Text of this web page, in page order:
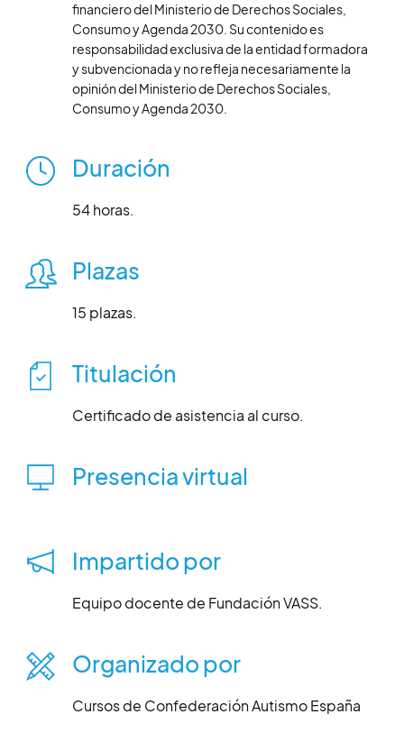
financiero del Ministerio de Derechos Sociales,
Consumo y Agenda 2030. Su contenido es
responsabilidad exclusiva de la entidad formadora
y subvencionada y no refleja necesariamente la
opinión del Ministerio de Derechos Sociales,
Consumo y Agenda 2030.
Duración
54 horas.
Plazas
15 plazas.
Titulación
Certificado de asistencia al curso.
Presencia virtual
Impartido por
Equipo docente de Fundación VASS.
Organizado por
Cursos de Confederación Autismo España